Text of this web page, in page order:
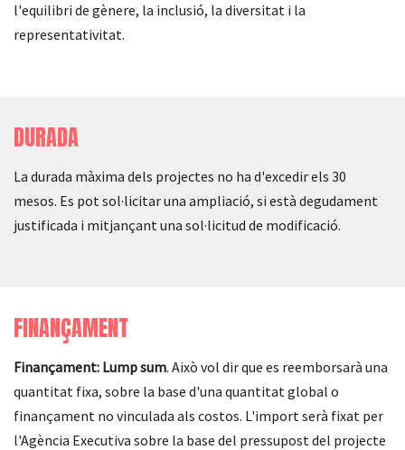
l'equilibri de gènere, la inclusió, la diversitat i la
representativitat.
DURADA
La durada màxima dels projectes no ha d'excedir els 30
mesos. Es pot sol·licitar una ampliació, si està degudament
justificada i mitjançant una sol·licitud de modificació.
FINANÇAMENT
Finançament: Lump sum. Això vol dir que es reemborsarà una
quantitat fixa, sobre la base d'una quantitat global o
finançament no vinculada als costos. L'import serà fixat per
l'Agència Executiva sobre la base del pressupost del projecte